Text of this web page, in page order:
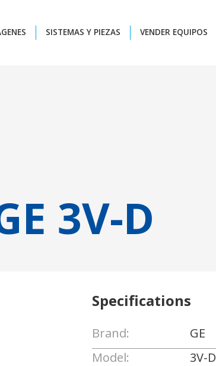
SISTEMAS Y PIEZAS VENDER EQUIPOS
3V-D
Specifications
Brand:
GE
Model:
3V-D